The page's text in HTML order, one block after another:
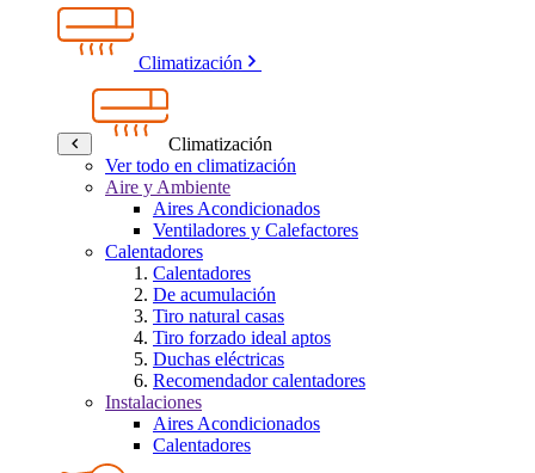
Climatización
Climatización
Ver todo en climatización
Aire y Ambiente
Aires Acondicionados
Ventiladores y Calefactores
Calentadores
Calentadores
De acumulación
Tiro natural casas
Tiro forzado ideal aptos
Duchas eléctricas
Recomendador calentadores
Instalaciones
Aires Acondicionados
Calentadores